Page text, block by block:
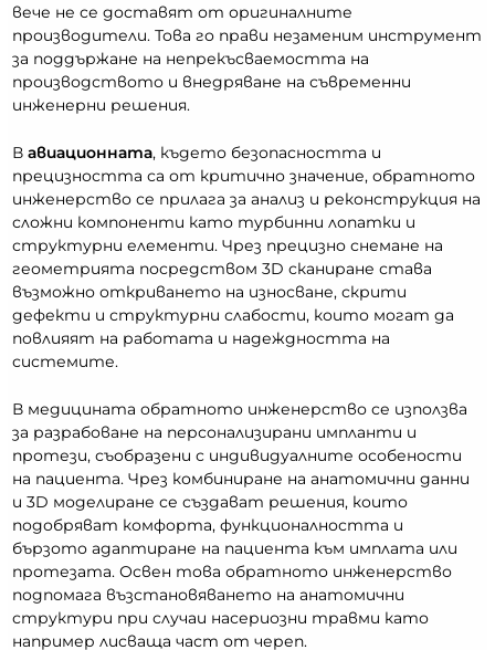
вече не се доставят от оригиналните
производители. Това го прави незаменим инструмент
за поддържане на непрекъсваемостта на
производството и внедряване на съвременни
инженерни решения.
Вавиационната, където безопасността и
прецизността са от критично значение, обратното
инженерство се прилага за анализ и реконструкция на
сложни компоненти като турбинни лопатки и
структурни елементи. Чрез прецизно снемане на
геометрията посредством 3D сканиране става
възможно откриването на износване, скрити
дефекти и структурни слабости, които могат да
повлияят на работата и надеждността на
системите.
В медицината обратното инженерство се използва
за разрабоване на персонализирани импланти и
протези, съобразени с индивидуалните особености
на пациента. Чрез комбиниране на анатомични данни
и 3D моделиране се създават решения, които
подобряват комфорта, функционалността и
бързото адаптиране на пациента към имплата или
протезата. Освен това обратното инженерство
подпомага възстановяването на анатомични
структури при случаи насериозни травми като
например лисваща част от череп.